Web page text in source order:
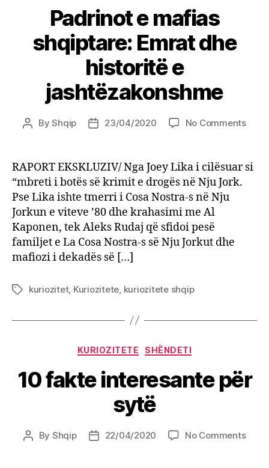
Padrinot e mafias
shqiptare: Emrat dhe
historitë e
jashtëzakonshme
PostByShqip
Post23/04/2020 No Commentson
RAPORT EKSKLUZIV/ Nga Joey Lika i cilësuar si
“mbreti i botës së krimit e drogës në Nju Jork.
Pse Lika ishte tmerri i Cosa Nostra-s në Nju
Jorkun e viteve ’80 dhe krahasimi me Al
Kaponen, tek Aleks Rudaj që sfidoi pesë
familjet e La Cosa Nostra-s së Nju Jorkut dhe
mafiozi i dekadës së […]
Tagskuriozitet, Kuriozitete kuriozitete shqip
Categories
KURIOZITETE SHËNDETI
10 fakte interesante për
sytë
Post
By Shqip
Post22/04/2020 No Commentson